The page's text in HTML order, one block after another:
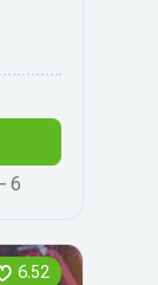
6
6.52